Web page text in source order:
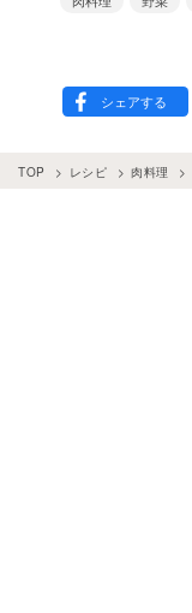
TOP レシピ 肉料理